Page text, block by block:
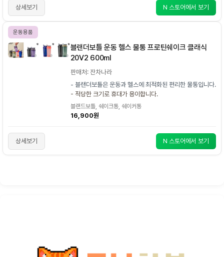
상세보기 N 스토어에서 보기
운동용품
블랜더보틀 운동 헬스 물통 프로틴쉐이크 클래식
20V2 600ml
판매처: 잔차나라
- 블랜더보틀은 운동과 헬스에 최적화된 편리한 물통입니다.
- 적당한 크기로 휴대가 용이합니다.
블랜드보틀, 쉐이크통, 쉐이커통
16,900원
상세보기 N 스토어에서 보기